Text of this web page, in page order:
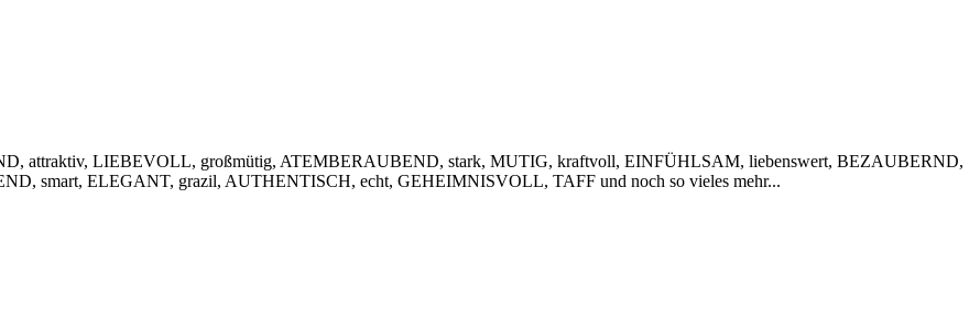
attraktiv, LIEBEVOLL, großmütig, ATEMBERAUBEND, stark, MUTIG, kraftvoll, EINFÜHLSAM, liebenswert, BEZAUBERND,
smart, ELEGANT, grazil, AUTHENTISCH, echt, GEHEIMNISVOLL, TAFF und noch so vieles mehr...